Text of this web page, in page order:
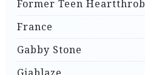
Former Teen Heartthrob
France
Gabby Stone